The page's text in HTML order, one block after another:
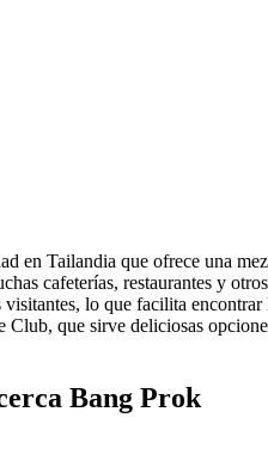
en Tailandia que ofrece una
cafeterías, restaurantes y
lo que facilita
que sirve deliciosas
Bang Prok